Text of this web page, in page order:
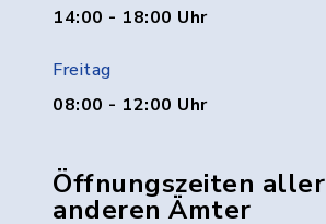
14:00 - 18:00 Uhr
Freitag
08:00 - 12:00 Uhr
Öffnungszeiten aller
anderen Ämter